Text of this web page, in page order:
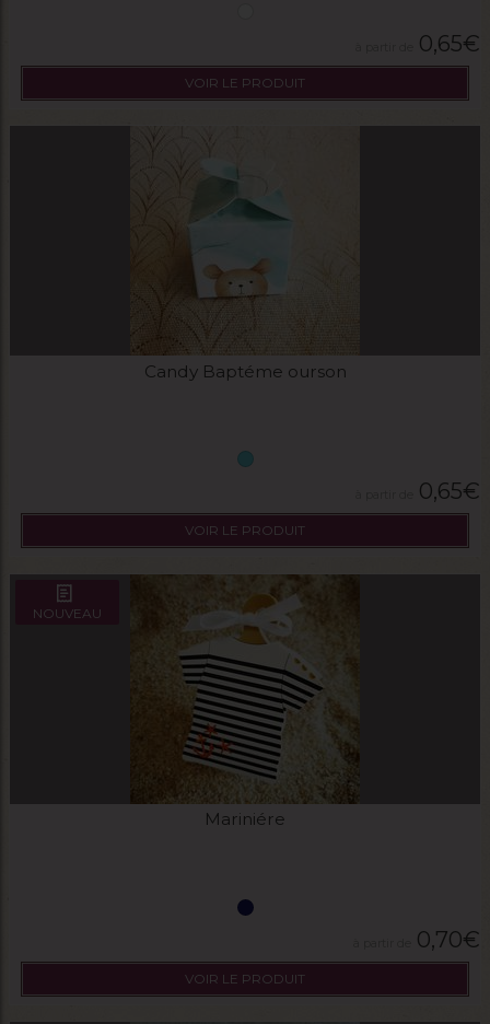
0,65€
VOIR LE PRODUIT
Candy Baptéme ourson
0,65€
VOIR LE PRODUIT
NOUVEAU
Mariniére
0,70€
VOIR LE PRODUIT